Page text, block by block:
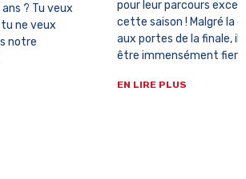
? Tu veux
ne veux
notre
pour leur parcours
cette saison ! Malgré la
aux portes de la finale,
être immensément fiers
EN LIRE PLUS